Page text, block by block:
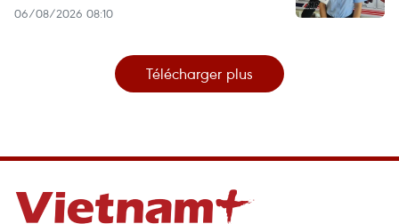
06/08/2026 08:10
Télécharger plus